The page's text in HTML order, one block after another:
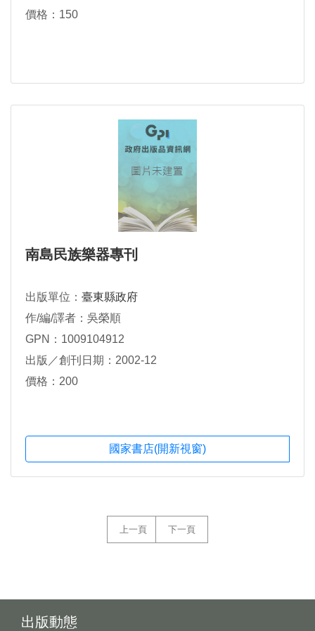
價格：150
南島民族樂器專刊
出版單位： 臺東縣政府
作/編/譯者：吳榮順
GPN：1009104912
出版／創刊日期：2002-12
價格：200
國家書店(開新視窗)
上一頁 下一頁
出版動態